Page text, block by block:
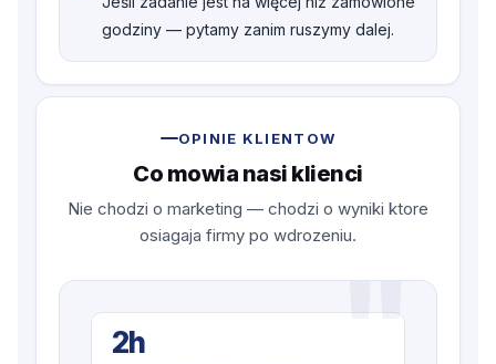
godziny — pytamy zanim ruszymy dalej.
OPINIE KLIENTOW
Co mowia nasi klienci
Nie chodzi o marketing — chodzi o wyniki ktore
osiagaja firmy po wdrozeniu.
2h